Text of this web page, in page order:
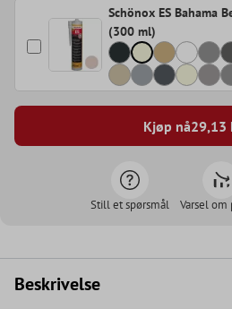
Schönox ES Bahama
(300 ml)
Kjøp nå29,13
Still et spørsmål Varsel om
Beskrivelse